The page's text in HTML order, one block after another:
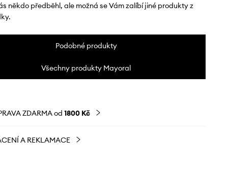
někdo předběhl, ale možná se Vám zalíbí jiné produkty z
Podobné produkty
Všechny produkty Mayoral
ZDARMA od 1800 Kč
A REKLAMACE